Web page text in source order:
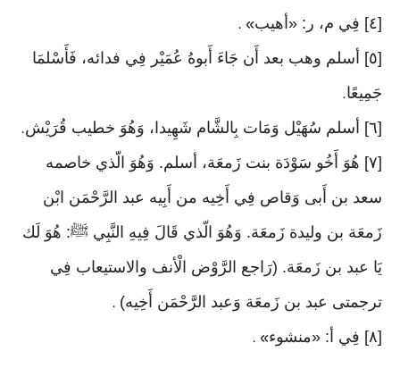
[٤] فِي م، ر: «أهيب » .
[٥] أسلم وهب بعد أَن جَاءَ أَبوهُ عُمَيْر فِي فدائه، فَأَسْلمَا
جَمِيعًا.
[٦] أسلم سُهَيْل وَمَات بِالشَّام شَهِيدا، وَهُوَ خطيب قُرَيْش .
[٧] هُوَ أَخُو سَوْدَة بنت زَمعَة، أسلم. وَهُوَ الّذي خاصمه
سعد بن أَبى وَقاص فِي أَخِيه من أَبِيه عبد الرَّحْمَن ابْن
زَمعَة بن وليدة زَمعَة. وَهُوَ الّذي قَالَ فِيهِ النَّبِي ﷺ: هُوَ لَك
يَا عبد بن زَمعَة. (رَاجع الرَّوْض الْأنف والاستيعاب فِي
ترجمتى عبد بن زَمعَة وَعبد الرَّحْمَن أَخِيه) .
[٨] فِي أ: «منشوء » .